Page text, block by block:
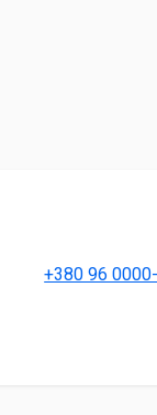
+380 96